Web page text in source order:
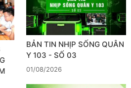
BẢN TIN NHỊP SỐNG QUÂN
Y 103 - SỐ 03
01/08/2026